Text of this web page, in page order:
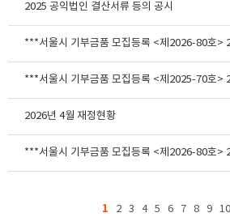
2025 공익법인 결산서류 등의 공시
***서울시 기부금품 모집등록 <제2026-80호>
***서울시 기부금품 모집등록 <제2025-70호>
2026년 4월 재정현황
***서울시 기부금품 모집등록 <제2026-80호>
1 2 3 4 5 6 7 8 9 10